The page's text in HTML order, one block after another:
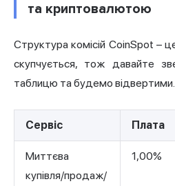
та криптовалютою
Структура комісій CoinSpot –
скупчується, тож давайте
таблицю та будемо відвертими.
Сервіс Плата
Миттєва
купівля/продаж/
1,00%